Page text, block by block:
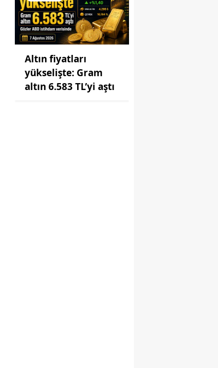
Altın fiyatları
yükselişte: Gram
altın 6.583 TL’yi aştı